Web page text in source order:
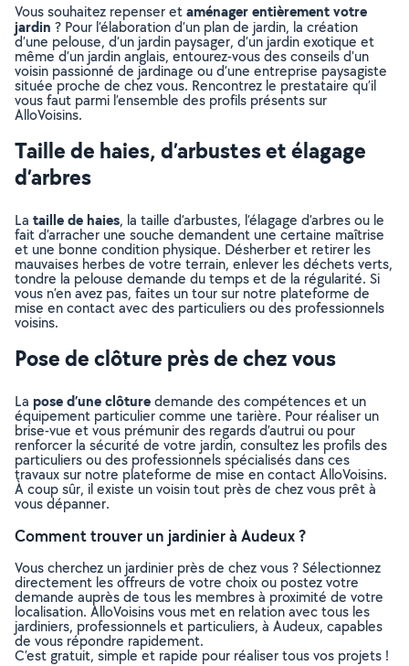
Vous souhaitez repenser etaménager entièrement votre
jardin ? Pour l’élaboration d’un plan de jardin, la création
d’une pelouse, d’un jardin paysager, d’un jardin exotique et
même d’un jardin anglais, entourez-vous des conseils d’un
voisin passionné de jardinage ou d’une entreprise paysagiste
située proche de chez vous. Rencontrez le prestataire qu’il
vous faut parmi l’ensemble des profils présents sur
AlloVoisins.
Taille de haies, d’arbustes et élagage
d’arbres
La taille de haies, la taille d’arbustes, l’élagage d’arbres ou le
fait d’arracher une souche demandent une certaine maîtrise
et une bonne condition physique. Désherber et retirer les
mauvaises herbes de votre terrain, enlever les déchets verts,
tondre la pelouse demande du temps et de la régularité. Si
vous n’en avez pas, faites un tour sur notre plateforme de
mise en contact avec des particuliers ou des professionnels
voisins.
Pose de clôture près de chez vous
La pose d’une clôturedemande des compétences et un
équipement particulier comme une tarière. Pour réaliser un
brise-vue et vous prémunir des regards d’autrui ou pour
renforcer la sécurité de votre jardin, consultez les profils des
particuliers ou des professionnels spécialisés dans ces
travaux sur notre plateforme de mise en contact AlloVoisins.
À coup sûr, il existe un voisin tout près de chez vous prêt à
vous dépanner.
Comment trouver un jardinier à Audeux ?
Vous cherchez un jardinier près de chez vous ? Sélectionnez
directement les offreurs de votre choix ou postez votre
demande auprès de tous les membres à proximité de votre
localisation. AlloVoisins vous met en relation avec tous les
jardiniers, professionnels et particuliers, à Audeux, capables
de vous répondre rapidement.
C’est gratuit, simple et rapide pour réaliser tous vos projets !